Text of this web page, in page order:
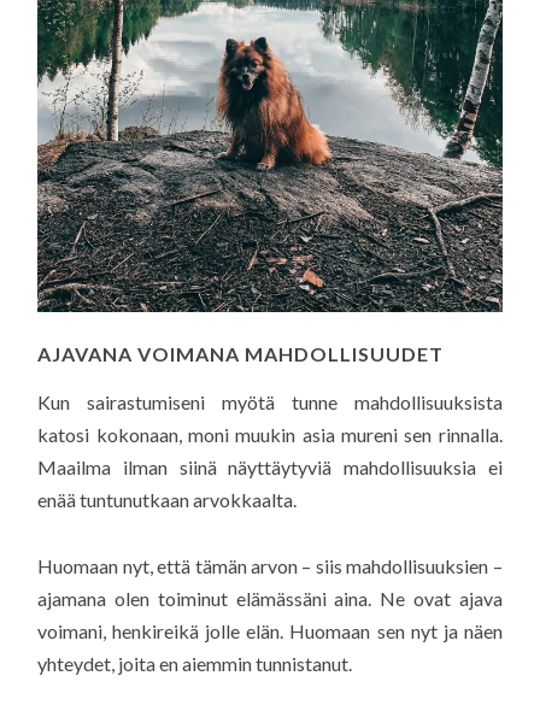
AJAVANA VOIMANA MAHDOLLISUUDET
Kun sairastumiseni myötä tunne mahdollisuuksista
katosi kokonaan, moni muukin asia mureni sen rinnalla.
Maailma ilman siinä näyttäytyviä mahdollisuuksia ei
enää tuntunutkaan arvokkaalta.
Huomaan nyt, että tämän arvon – siis mahdollisuuksien –
ajamana olen toiminut elämässäni aina. Ne ovat ajava
voimani, henkireikä jolle elän. Huomaan sen nyt ja näen
yhteydet, joita en aiemmin tunnistanut.